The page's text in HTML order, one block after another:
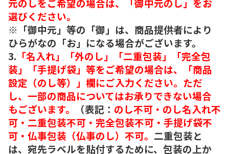
元のしをご希望の場合は、「御中元のし」をお
選びください。
※「御中元」等の「御」は、商品提供者により
ひらがなの「お」になる場合がございます。
3. 「名入れ」「外のし」「二重包装」「完全包
装」「手提げ袋」等をご希望の場合は、「商品
設定（のし等）」欄にご入力ください。ただ
し、一部の商品についてはお承りできない場合
もございます。
（表記： のし不可・のし名入れ不
可・二重包装不可・完全包装不可・手提げ袋不
可・仏事包装（仏事のし）不可。 二重包装と
は、宛先ラベルを貼付するために、包装の上か